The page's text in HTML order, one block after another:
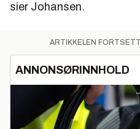
sier Johansen.
ARTIKKELEN
ANNONSØRINNHOLD